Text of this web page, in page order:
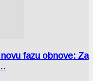
fazu obnove: Za